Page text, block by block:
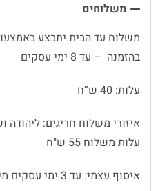
משלוחים
משלוח עד הבית יתבצע
בהזמנה – עד 8 ימי עסקים
עלות: 40 ש”ח
איזורי משלוח חריגים: ליהודה
עלות משלוח 55 ש"ח
איסוף עצמי: עד 3 ימי עסקים מיום ההזמנה